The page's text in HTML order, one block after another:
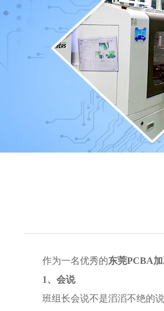
作为一名优秀的东莞PCBA
1、会说
班组长会说不是滔滔不绝的